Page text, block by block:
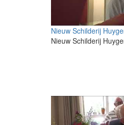
Nieuw Schilderij
Nieuw Schilderij